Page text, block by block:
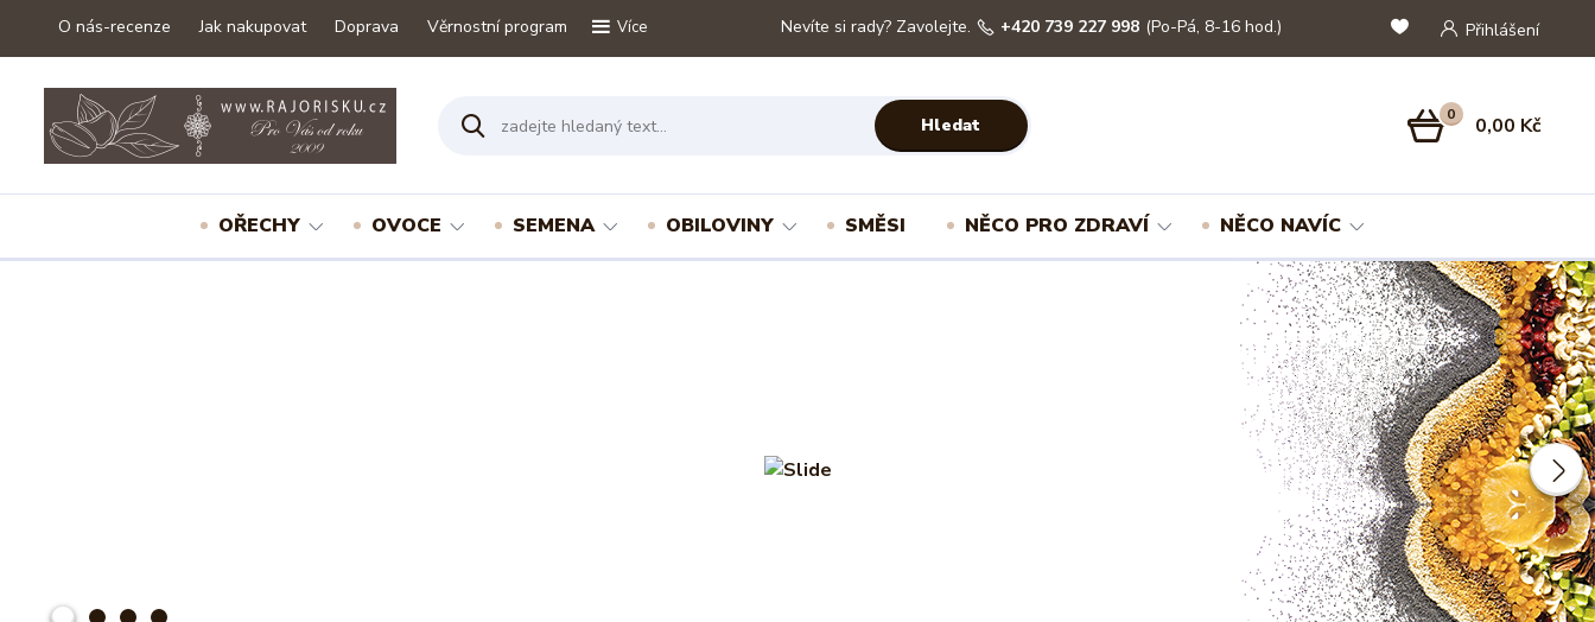
O nás-recenze Jak nakupovat Doprava Věrnostní program Více Nevíte si rady? Zavolejte. +420 739 227 998 (Po-Pá, 8-16 hod.) Přihlášení
Hledat 0 0,00 Kč
OŘECHY OVOCE SEMENA OBILOVINY SMĚSI NĚCO PRO ZDRAVÍ NĚCO NAVÍC